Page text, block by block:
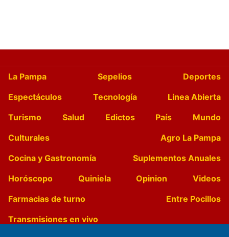
La Pampa Sepelios
Deportes
Espectáculos
Tecnología
Linea Abierta
Turismo
Salud Edictos País
Mundo
Culturales
Agro La Pampa
Cocina y Gastronomía
Suplementos Anuales
Horóscopo
Quiniela Opinion
Videos
Farmacias de turno
Entre Pocillos
Transmisiones en vivo